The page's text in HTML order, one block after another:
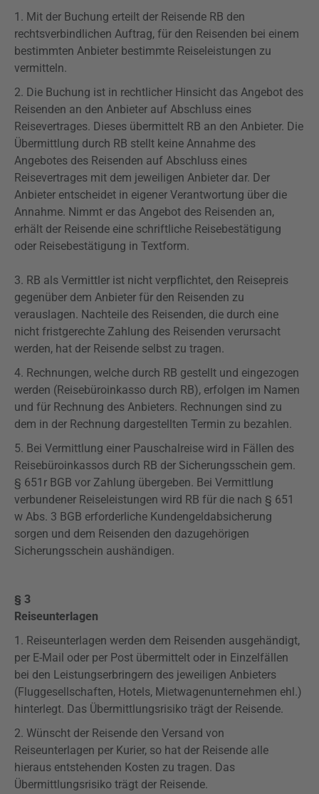
1. Mit der Buchung erteilt der Reisende RB den
rechtsverbindlichen Auftrag, für den Reisenden bei einem
bestimmten Anbieter bestimmte Reiseleistungen zu
vermitteln.
2. Die Buchung ist in rechtlicher Hinsicht das Angebot des
Reisenden an den Anbieter auf Abschluss eines
Reisevertrages. Dieses übermittelt RB an den Anbieter. Die
Übermittlung durch RB stellt keine Annahme des
Angebotes des Reisenden auf Abschluss eines
Reisevertrages mit dem jeweiligen Anbieter dar. Der
Anbieter entscheidet in eigener Verantwortung über die
Annahme. Nimmt er das Angebot des Reisenden an,
erhält der Reisende eine schriftliche Reisebestätigung
oder Reisebestätigung in Textform.
3. RB als Vermittler ist nicht verpflichtet, den Reisepreis
gegenüber dem Anbieter für den Reisenden zu
verauslagen. Nachteile des Reisenden, die durch eine
nicht fristgerechte Zahlung des Reisenden verursacht
werden, hat der Reisende selbst zu tragen.
4. Rechnungen, welche durch RB gestellt und eingezogen
werden (Reisebüroinkasso durch RB), erfolgen im Namen
und für Rechnung des Anbieters. Rechnungen sind zu
dem in der Rechnung dargestellten Termin zu bezahlen.
5. Bei Vermittlung einer Pauschalreise wird in Fällen des
Reisebüroinkassos durch RB der Sicherungsschein gem.
§ 651r BGB vor Zahlung übergeben. Bei Vermittlung
verbundener Reiseleistungen wird RB für die nach § 651
w Abs. 3 BGB erforderliche Kundengeldabsicherung
sorgen und dem Reisenden den dazugehörigen
Sicherungsschein aushändigen.
§ 3
Reiseunterlagen
1. Reiseunterlagen werden dem Reisenden ausgehändigt,
per E-Mail oder per Post übermittelt oder in Einzelfällen
bei den Leistungserbringern des jeweiligen Anbieters
(Fluggesellschaften, Hotels, Mietwagenunternehmen ehl.)
hinterlegt. Das Übermittlungsrisiko trägt der Reisende.
2. Wünscht der Reisende den Versand von
Reiseunterlagen per Kurier, so hat der Reisende alle
hieraus entstehenden Kosten zu tragen. Das
Übermittlungsrisiko trägt der Reisende.